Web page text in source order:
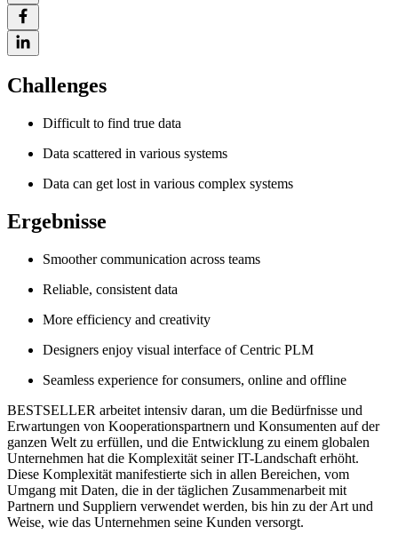
Challenges
Difficult to find true data
Data scattered in various systems
Data can get lost in various complex systems
Ergebnisse
Smoother communication across teams
Reliable, consistent data
More efficiency and creativity
Designers enjoy visual interface of Centric PLM
Seamless experience for consumers, online and offline
BESTSELLER arbeitet intensiv daran, um die Bedürfnisse und
Erwartungen von Kooperationspartnern und Konsumenten auf der
ganzen Welt zu erfüllen, und die Entwicklung zu einem globalen
Unternehmen hat die Komplexität seiner IT-Landschaft erhöht.
Diese Komplexität manifestierte sich in allen Bereichen, vom
Umgang mit Daten, die in der täglichen Zusammenarbeit mit
Partnern und Suppliern verwendet werden, bis hin zu der Art und
Weise, wie das Unternehmen seine Kunden versorgt.